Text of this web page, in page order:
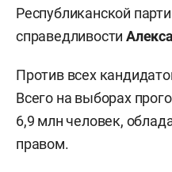
Республиканской
справедливости
Против всех
Всего на выборах
6,9 млн человек,
правом.